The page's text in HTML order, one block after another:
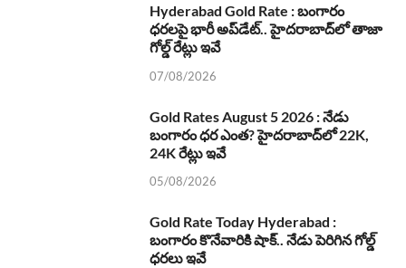
Hyderabad Gold Rate : బంగారం
ధరలపై భారీ అప్‌డేట్.. హైదరాబాద్‌లో తాజా
గోల్డ్ రేట్లు ఇవే
07/08/2026
Gold Rates August 5 2026 : నేడు
బంగారం ధర ఎంత? హైదరాబాద్‌లో 22K,
24K రేట్లు ఇవే
05/08/2026
Gold Rate Today Hyderabad :
బంగారం కొనేవారికి షాక్.. నేడు పెరిగిన గోల్డ్
ధరలు ఇవే